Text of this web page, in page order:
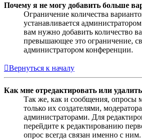
Почему я не могу добавить больше
Ограничение количества
устанавливается
вам нужно добавить количество
превышающее это ограничение,
администратором конференции.
Вернуться к началу
Как мне отредактировать или
Так же, как и сообщения, опросы
только их создателями,
администраторами. Для
перейдите к редактированию
опрос всегда связан именно с